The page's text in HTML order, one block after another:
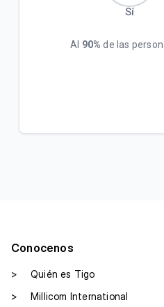
Sí
Al 90% de las
Conocenos
>
Quién es Tigo
>
Millicom International